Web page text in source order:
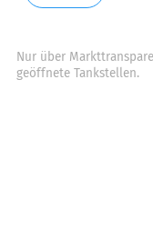
Nur über
geöffnete Tankstellen.